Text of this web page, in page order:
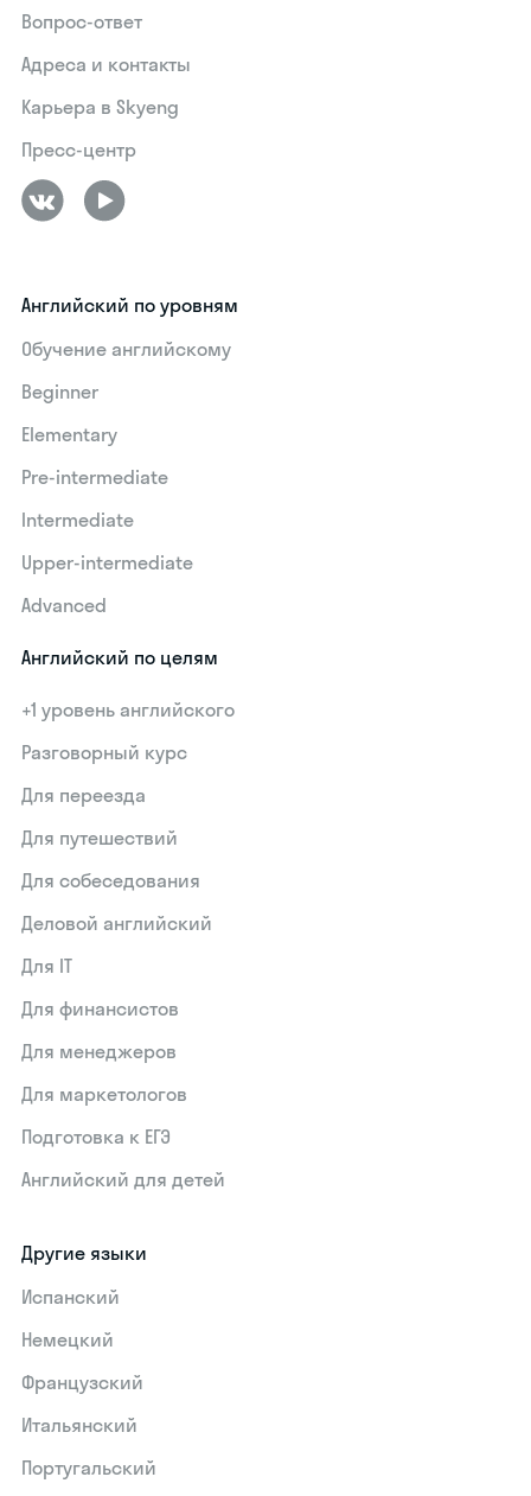
Вопрос-ответ
Адреса и контакты
Карьера в Skyeng
Пресс-центр
Английский по уровням
Обучение английскому
Beginner
Elementary
Pre-intermediate
Intermediate
Upper-intermediate
Advanced
Английский по целям
+1 уровень английского
Разговорный курс
Для переезда
Для путешествий
Для собеседования
Деловой английский
Для IT
Для финансистов
Для менеджеров
Для маркетологов
Подготовка к ЕГЭ
Английский для детей
Другие языки
Испанский
Немецкий
Французский
Итальянский
Португальский